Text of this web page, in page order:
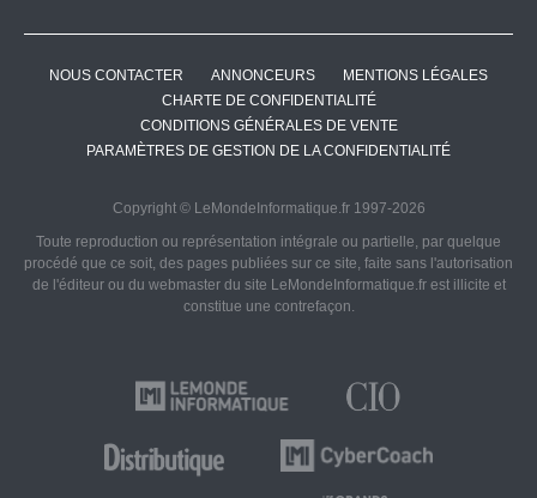
NOUS CONTACTER ANNONCEURS
MENTIONS LÉGALES
CHARTE DE CONFIDENTIALITÉ
CONDITIONS GÉNÉRALES DE VENTE
PARAMÈTRES DE GESTION DE LA CONFIDENTIALITÉ
Copyright © LeMondeInformatique.fr 1997-2026
Toute reproduction ou représentation intégrale ou partielle, par quelque
procédé que ce soit, des pages publiées sur ce site, faite sans l'autorisation
de l'éditeur ou du webmaster du site LeMondeInformatique.fr est illicite et
constitue une contrefaçon.